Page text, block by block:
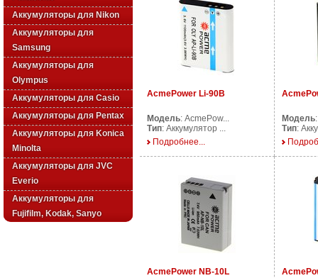
Аккумуляторы для Nikon
Аккумуляторы для
Samsung
Аккумуляторы для
Olympus
Аккумуляторы для Casio
Аккумуляторы для Pentax
Аккумуляторы для Konica
Minolta
Аккумуляторы для JVC
Everio
Аккумуляторы для
Fujifilm, Kodak, Sanyo
AcmePower Li-90B
Модель: AcmePow...
Тип: Аккумулятор ...
Подробнее...
Модель
Тип:
AcmePower NB-10L